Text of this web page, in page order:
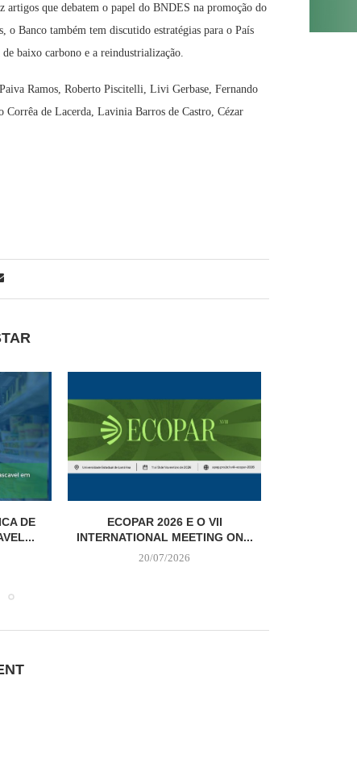
artigos que debatem o papel do BNDES na promoção do
Banco também tem discutido estratégias para o País
baixo carbono e a reindustrialização.
Ramos, Roberto Piscitelli, Livi Gerbase, Fernando
de Lacerda, Lavinia Barros de Castro, Cézar
DE
ECOPAR 2026 E O VII
INTERNATIONAL MEETING ON...
20/07/2026